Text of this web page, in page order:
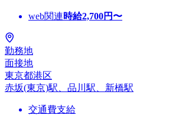
web関連時給2,700円〜
勤務地
面接地
東京都港区
赤坂(東京)駅、品川駅、新橋駅
交通費支給